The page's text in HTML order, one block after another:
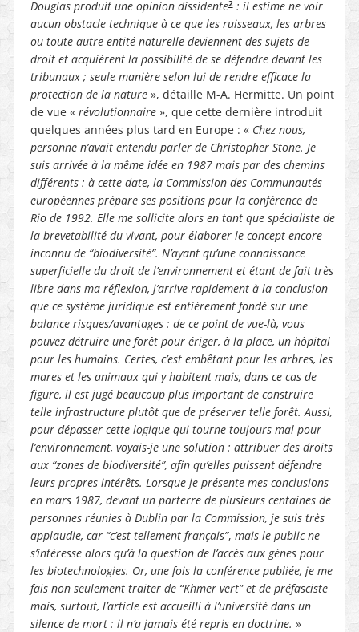
Douglas produit une opinion dissidente2: il estime ne voir
aucun obstacle technique à ce que les ruisseaux, les arbres
ou toute autre entité naturelle deviennent des sujets de
droit et acquièrent la possibilité de se défendre devant les
tribunaux ; seule manière selon lui de rendre efficace la
protection de la nature», détaille M-A. Hermitte. Un point
de vue « révolutionnaire », que cette dernière introduit
quelques années plus tard en Europe : « Chez nous,
personne n’avait entendu parler de Christopher Stone. Je
suis arrivée à la même idée en 1987 mais par des chemins
différents : à cette date, la Commission des Communautés
européennes prépare ses positions pour la conférence de
Rio de 1992. Elle me sollicite alors en tant que spécialiste de
la brevetabilité du vivant, pour élaborer le concept encore
inconnu de “biodiversité”. N’ayant qu’une connaissance
superficielle du droit de l’environnement et étant de fait très
libre dans ma réflexion, j’arrive rapidement à la conclusion
que ce système juridique est entièrement fondé sur une
balance risques/avantages : de ce point de vue-là, vous
pouvez détruire une forêt pour ériger, à la place, un hôpital
pour les humains. Certes, c’est embêtant pour les arbres, les
mares et les animaux qui y habitent mais, dans ce cas de
figure, il est jugé beaucoup plus important de construire
telle infrastructure plutôt que de préserver telle forêt. Aussi,
pour dépasser cette logique qui tourne toujours mal pour
l’environnement, voyais-je une solution : attribuer des droits
aux “zones de biodiversité”, afin qu’elles puissent défendre
leurs propres intérêts. Lorsque je présente mes conclusions
en mars 1987, devant un parterre de plusieurs centaines de
personnes réunies à Dublin par la Commission, je suis très
applaudie, car “c’est tellement français”, mais le public ne
s’intéresse alors qu’à la question de l’accès aux gènes pour
les biotechnologies. Or, une fois la conférence publiée, je me
fais non seulement traiter de “Khmer vert” et de préfasciste
mais, surtout, l’article est accueilli à l’université dans un
silence de mort : il n’a jamais été repris en doctrine. »